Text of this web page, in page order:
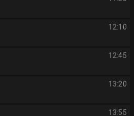
12:10
12:45
13:20
13:55